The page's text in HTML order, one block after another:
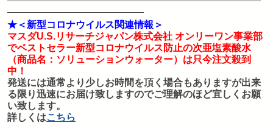
★＜新型コロナウイルス関連情報＞
マスダU.S.リサーチジャパン株式会社 オンリーワン事業部
でベストセラー新型コロナウイルス防止の次亜塩素酸水
（商品名： ソリューションウォーター）は只今注文殺到
中！
発送には通常より少しお時間を頂く場合もありますが出来
る限り迅速にお届け致しますのでご理解のほど宜しくお願
い致します。
詳しくはこちら